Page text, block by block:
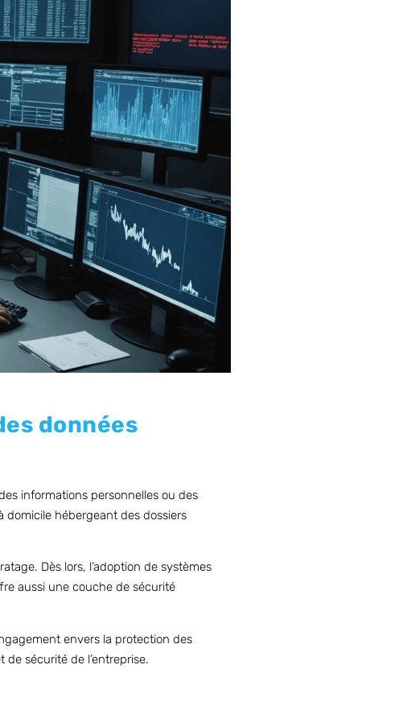
données
informations personnelles ou des
domicile hébergeant des dossiers
Dès lors, l’adoption de systèmes
aussi une couche de sécurité
envers la protection des
sécurité de l’entreprise.